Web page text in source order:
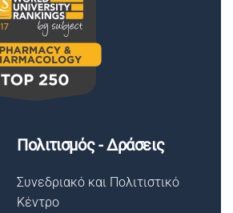
Πολιτισμός - Δράσεις
Συνεδριακό και Πολιτιστικό
Κέντρο